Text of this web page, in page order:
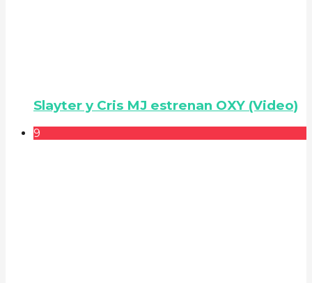
Slayter y Cris MJ estrenan OXY (Video)
9